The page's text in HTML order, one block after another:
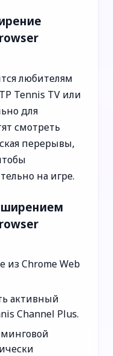
любителям
Tennis TV или
для
смотреть
перерывы,
на игре.
из Chrome Web
активный
Channel Plus.